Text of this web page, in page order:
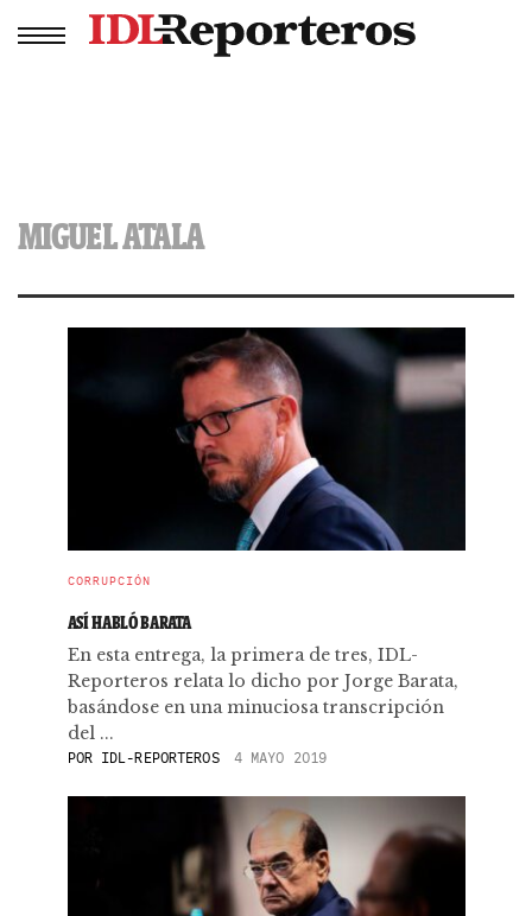
MIGUEL ATALA
CORRUPCIÓN
ASÍ HABLÓ BARATA
En esta entrega, la primera de tres, IDL-
Reporteros relata lo dicho por Jorge Barata,
basándose en una minuciosa transcripción
del ...
POR IDL-REPORTEROS 4 MAYO 2019